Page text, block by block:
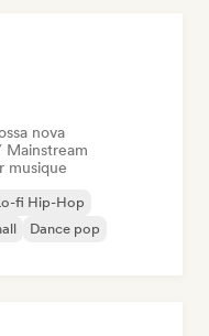
nova
musique
fi Hip-Hop
Dance pop